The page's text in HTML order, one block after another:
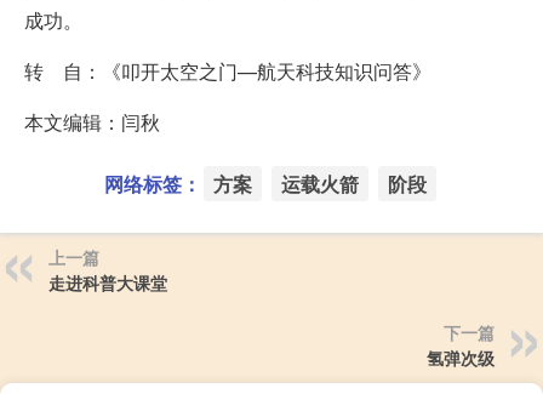
成功。
转 自：《叩开太空之门—航天科技知识问答》
本文编辑：闫秋
网络标签： 方案 运载火箭 阶段
上一篇
走进科普大课堂
下一篇
氢弹次级